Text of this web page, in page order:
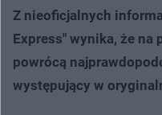
Z nieoficjalnych
Express" wynika, że na
powrócą
występujący w